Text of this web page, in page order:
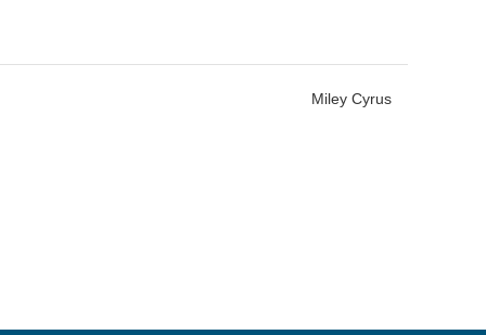
Miley Cyrus